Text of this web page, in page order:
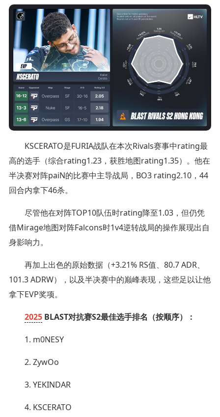
KSCERATO⁠是FURIA战队在本次Rivals赛事中rating最
高的选手（综合rating1.23，获胜地图rating1.35）。他在
半决赛对阵paiN的比赛中主导战局，BO3 rating2.10，44
回合内拿下46杀。
尽管他在对阵TOP10队伍时rating降至1.03，但仍凭
借Mirage地图对阵Falcons时1v4逆转战局的操作展现出自
身影响力。
再加上出色的原始数据（+3.21% RS值、80.7 ADR、
101.3 ADRW），以及半决赛中的巅峰表现，这些足以让他
拿下EVP奖项。
2025BLAST对抗赛S2最佳选手排名（按顺序）：
1. ⁠m0NESY⁠
2. ZywOo
3. YEKINDAR⁠
4. ⁠KSCERATO⁠